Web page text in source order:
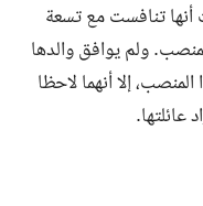
تنافست مع تسعة
ولم يوافق والدها
إلا أنهما لاحظا
عائلتها.